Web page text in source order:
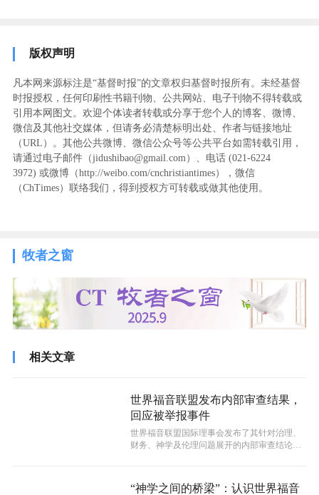
版权声明
凡本网来源标注是“基督时报”的文章权归基督时报所有。未经基督
时报授权，任何印刷性书籍刊物、公共网站、电子刊物不得转载或
引用本网图文。欢迎个体读者转载或分享于您个人的博客、微博、
微信及其他社交媒体，但请务必清楚标明出处、作者与链接地址
（URL）。其他公共微博、微信公众号等公共平台如需转载引用，
请通过电子邮件（jidushibao@gmail.com）、电话 (021-6224
3972) ‬或微博（http://weibo.com/cnchristiantimes），微信
（ChTimes）联络我们，得到授权方可转载或做其他使用。
牧者之窗
相关文章
世界福音联盟发布内部审查结果，
回应被举报事件
世界福音联盟国际理事会发布了其针对治理、
财务、神学及伦理问题展开的内部审查结论。
“神学之间的桥梁”：认识世界福音